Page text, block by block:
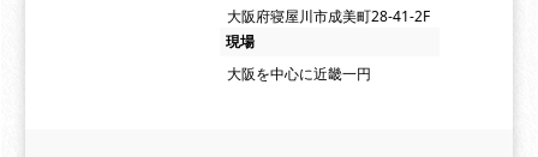
大阪府寝屋川市成美町28-41-2F
現場
大阪を中心に近畿一円